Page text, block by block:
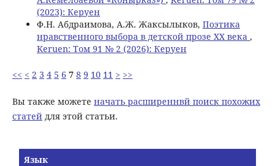
(2023): Керуен
Ф.Н. Абдраимова, А.Ж. Жаксылыков, Поэтика
нравственного выбора в детской прозе ХХ века ,
Keruen: Том 91 № 2 (2026): Керуен
<< < 2 3 4 5 6 7 8 9 10 11 > >>
Вы также можете начать расширеннвй поиск похожих
статейдля этой статьи.
Язык